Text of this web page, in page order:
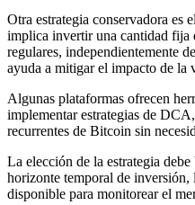
Otra estrategia conservadora
implica invertir una cantidad fija
regulares, independientemente
ayuda a mitigar el impacto de la
Algunas plataformas ofrecen
implementar estrategias de
recurrentes de Bitcoin sin
La elección de la estrategia debe
horizonte temporal de
disponible para monitorear el